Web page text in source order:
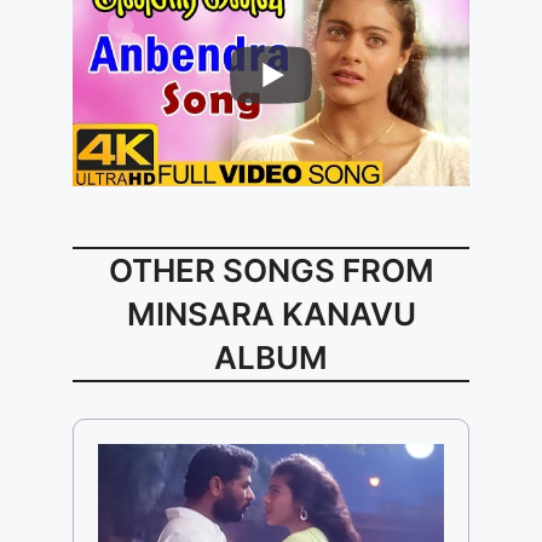
OTHER SONGS FROM
MINSARA KANAVU
ALBUM